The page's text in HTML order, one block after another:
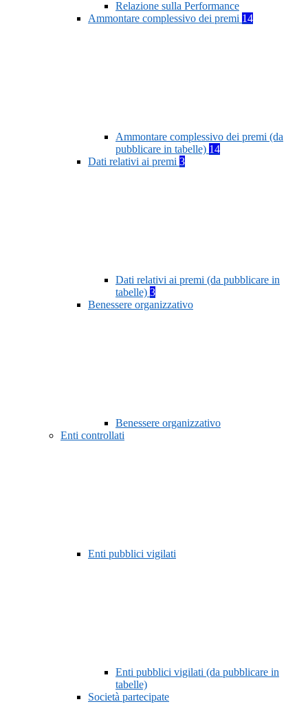
Relazione sulla Performance
Ammontare complessivo dei premi 14
Ammontare complessivo dei premi (da
pubblicare in tabelle) 14
Dati relativi ai premi 3
Dati relativi ai premi (da pubblicare in
tabelle) 3
Benessere organizzativo
Benessere organizzativo
Enti controllati
Enti pubblici vigilati
Enti pubblici vigilati (da pubblicare in
tabelle)
Società partecipate